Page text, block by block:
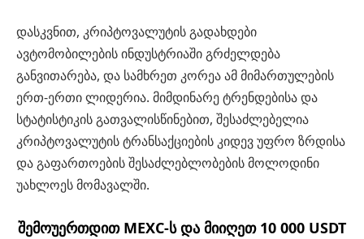
დასკვნით, კრიპტოვალუტის გადახდები
ავტომობილების ინდუსტრიაში გრძელდება
განვითარება, და სამხრეთ კორეა ამ მიმართულების
ერთ-ერთი ლიდერია. მიმდინარე ტრენდებისა და
სტატისტიკის გათვალისწინებით, შესაძლებელია
კრიპტოვალუტის ტრანსაქციების კიდევ უფრო ზრდისა
და გაფართოების შესაძლებლობების მოლოდინი
უახლოეს მომავალში.
შემოუერთდით MEXC-ს და მიიღეთ 10 000 USDT